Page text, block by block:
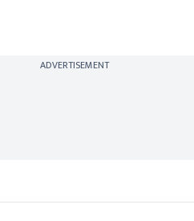
ADVERTISEMENT